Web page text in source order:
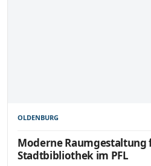
OLDENBURG
Moderne Raumgestaltung
Stadtbibliothek im PFL